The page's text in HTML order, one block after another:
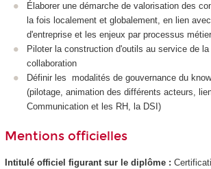
Élaborer une démarche de valorisation des
la fois localement et globalement, en lien
d'entreprise et les enjeux par processus métier
Piloter la construction d'outils au service de
collaboration
Définir les modalités de gouvernance du
(pilotage, animation des différents acteurs,
Communication et les RH, la DSI)
Mentions officielles
Intitulé officiel figurant sur le diplôme :